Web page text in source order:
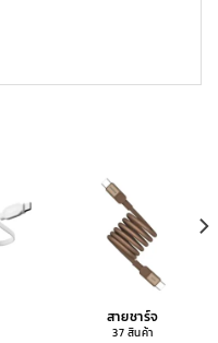
สายชาร์จ
37 สินค้า